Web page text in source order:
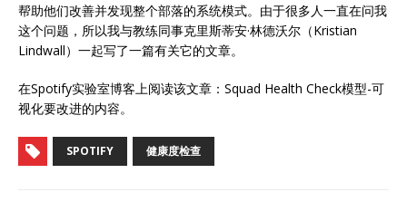
帮助他们改善并发现整个部落的系统模式。由于很多人一直在问我
这个问题，所以我与教练同事克里斯蒂安·林德沃尔（Kristian
Lindwall）一起写了一篇有关它的文章。
在Spotify实验室博客上阅读该文章：Squad Health Check模型-可
视化要改进的内容。
SPOTIFY 健康度检查